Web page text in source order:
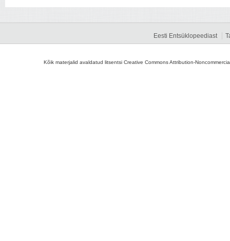
Eesti Entsüklopeediast
Kõik materjalid avaldatud litsentsi Creative Commons Attribution-